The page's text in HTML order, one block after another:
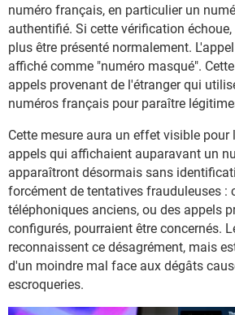
numéro français, en particulier un
authentifié. Si cette vérification
plus être présenté normalement.
affiché comme "numéro masqué".
appels provenant de l'étranger qui
numéros français pour paraître
Cette mesure aura un effet visible pour
appels qui affichaient auparavant un
apparaîtront désormais sans
forcément de tentatives frauduleuses :
téléphoniques anciens, ou des appels
configurés, pourraient être concernés.
reconnaissent ce désagrément, mais
d'un moindre mal face aux dégâts
escroqueries.